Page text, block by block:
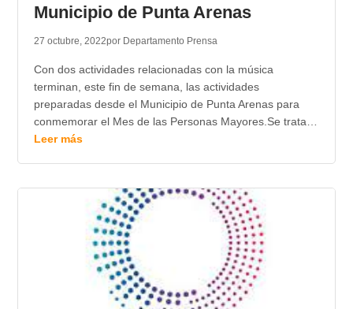
Municipio de Punta Arenas
27 octubre, 2022por Departamento Prensa
Con dos actividades relacionadas con la música
terminan, este fin de semana, las actividades
preparadas desde el Municipio de Punta Arenas para
conmemorar el Mes de las Personas Mayores.Se trata…
Leer más